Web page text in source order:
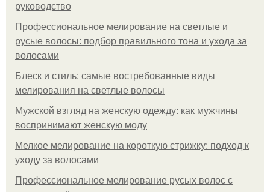
руководство
Профессиональное мелирование на светлые и
русые волосы: подбор правильного тона и ухода за
волосами
Блеск и стиль: самые востребованные виды
мелирования на светлые волосы
Мужской взгляд на женскую одежду: как мужчины
воспринимают женскую моду
Мелкое мелирование на короткую стрижку: подход к
уходу за волосами
Профессиональное мелирование русых волос с